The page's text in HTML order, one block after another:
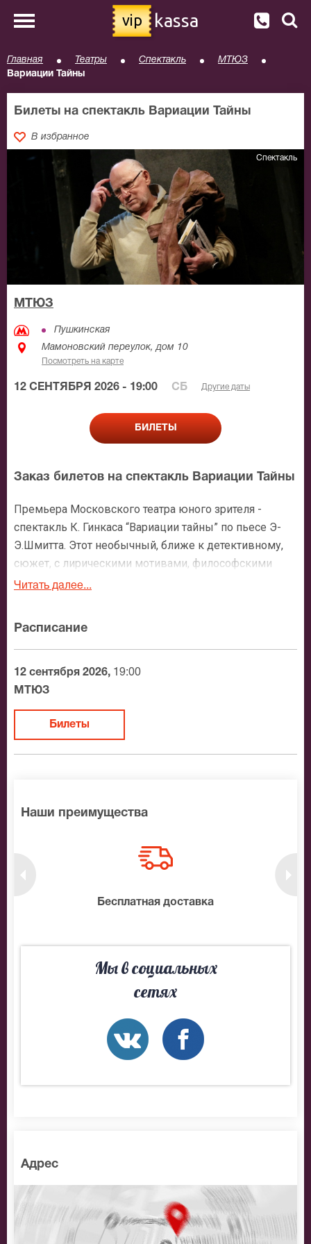
vip kassa
Главная Театры Спектакль
МТЮЗ
Вариации Тайны
Билеты на спектакль Вариации Тайны
В избранное
Спектакль
МТЮЗ
Пушкинская
Мамоновский переулок, дом 10
Посмотреть на карте
12 СЕНТЯБРЯ 2026 - 19:00 СБ Другие даты
БИЛЕТЫ
Заказ билетов на спектакль Вариации Тайны
Премьера Московского театра юного зрителя -
спектакль К. Гинкаса “Вариации тайны” по пьесе Э-
Э.Шмитта. Этот необычный, ближе к детективному,
сюжет, с лирическими мотивами, философскими
размышлениями,прекрасной игрой актеров - публика
“Вариации тайны” и станьте его гостем. До встречи в
зале.
Читать далее...
Расписание
12 сентября 2026, 19:00
МТЮЗ
Билеты
Наши преимущества
Бесплатная доставка
Мы в социальных
сетях
Адрес